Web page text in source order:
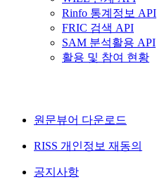
Rinfo 통계정보 API
FRIC 검색 API
SAM 분석활용 API
활용 및 참여 현황
원문뷰어 다운로드
RISS 개인정보 재동의
공지사항